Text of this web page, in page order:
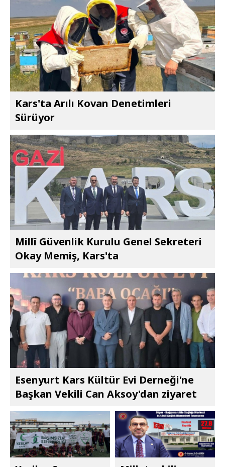
Kars'ta Arılı Kovan Denetimleri
Sürüyor
Millî Güvenlik Kurulu Genel Sekreteri
Okay Memiş, Kars'ta
Esenyurt Kars Kültür Evi Derneği'ne
Başkan Vekili Can Aksoy'dan ziyaret